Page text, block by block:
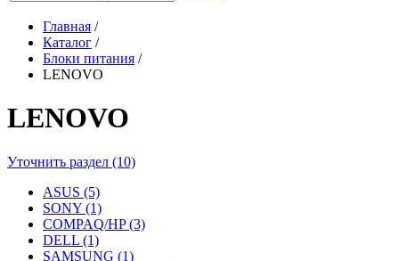
Главная /
Каталог /
Блоки питания /
LENOVO
LENOVO
Уточнить раздел (10)
ASUS (5)
SONY (1)
COMPAQ/HP (3)
DELL (1)
SAMSUNG (1)